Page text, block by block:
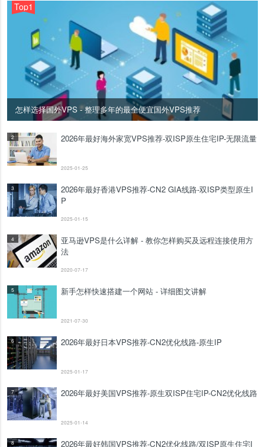
Top1
怎样选择国外VPS - 整理多年的最全便宜国外VPS推荐
2 2026年最好海外家宽VPS推荐-双ISP原生住宅IP-无限流量
2025-01-25
3
2026年最好香港VPS推荐-CN2 GIA线路-双ISP类型原生I
P
2025-01-15
4
亚马逊VPS是什么详解 - 教你怎样购买及远程连接使用方
法
2020-07-17
5 新手怎样快速搭建一个网站 - 详细图文讲解
2021-07-30
6 2026年最好日本VPS推荐-CN2优化线路-原生IP
2025-01-17
7 2026年最好美国VPS推荐-原生双ISP住宅IP-CN2优化线路
2025-01-14
8
2026年最好韩国VPS推荐-CN2优化线路/双ISP原生住宅I